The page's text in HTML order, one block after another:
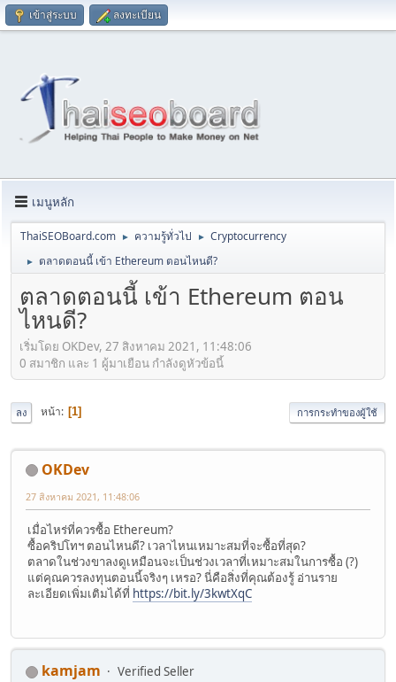
เข้าสู่ระบบ ลงทะเบียน
เมนูหลัก
ThaiSEOBoard.com ► ความรู้ทั่วไป ► Cryptocurrency
► ตลาดตอนนี้ เข้า Ethereum ตอนไหนดี?
ตลาดตอนนี้ เข้า Ethereum ตอน
ไหนดี?
เริ่มโดย OKDev, 27 สิงหาคม 2021, 11:48:06
0 สมาชิก และ 1 ผู้มาเยือน กำลังดูหัวข้อนี้
ลง หน้า 1 การกระทำของผู้ใช้
OKDev
27 สิงหาคม 2021, 11:48:06
เมื่อไหร่ที่ควรซื้อ Ethereum?
ซื้อคริปโทฯ ตอนไหนดี? เวลาไหนเหมาะสมที่จะซื้อที่สุด?
ตลาดในช่วงขาลงดูเหมือนจะเป็นช่วงเวลาที่เหมาะสมในการซื้อ (?)
แต่คุณควรลงทุนตอนนี้จริงๆ เหรอ? นี่คือสิ่งที่คุณต้องรู้ อ่านราย
ละเอียดเพิ่มเติมได้ที่ https://bit.ly/3kwtXqC
kamjam
Verified Seller